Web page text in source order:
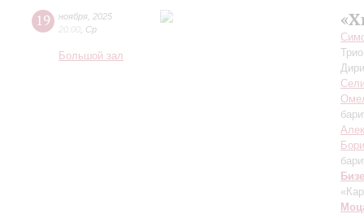
19 ноября 2025
20:00 Ср
Большой зал
Бизе